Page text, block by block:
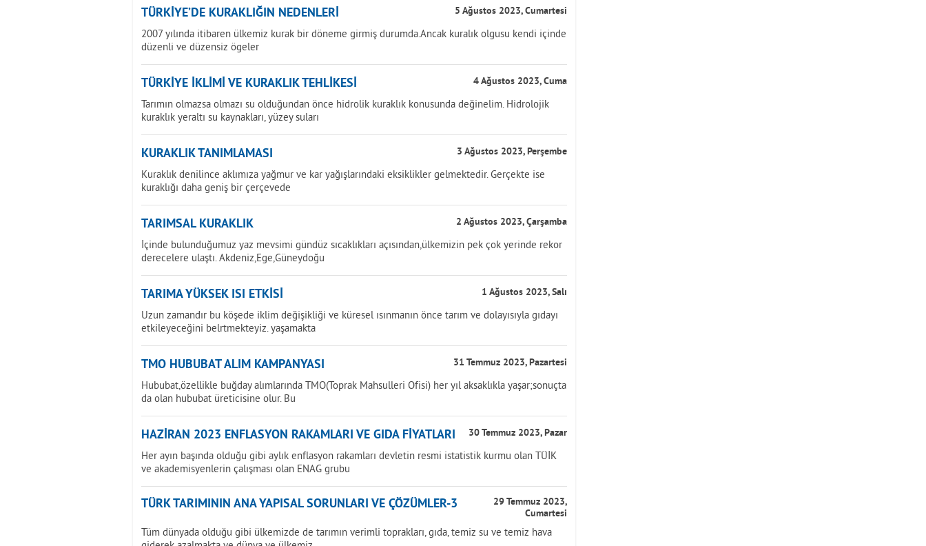
TÜRKİYE’DE KURAKLIĞIN NEDENLERİ 5 Ağustos 2023, Cumartesi
2007 yılında itibaren ülkemiz kurak bir döneme girmiş durumda.Ancak kuralık olgusu kendi içinde
düzenli ve düzensiz ögeler
TÜRKİYE İKLİMİ VE KURAKLIK TEHLİKESİ 4 Ağustos 2023, Cuma
Tarımın olmazsa olmazı su olduğundan önce hidrolik kuraklık konusunda değinelim. Hidrolojik
kuraklık yeraltı su kaynakları, yüzey suları
KURAKLIK TANIMLAMASI 3 Ağustos 2023, Perşembe
Kuraklık denilince aklımıza yağmur ve kar yağışlarındaki eksiklikler gelmektedir. Gerçekte ise
kuraklığı daha geniş bir çerçevede
TARIMSAL KURAKLIK 2 Ağustos 2023, Çarşamba
İçinde bulunduğumuz yaz mevsimi gündüz sıcaklıkları açısından,ülkemizin pek çok yerinde rekor
derecelere ulaştı. Akdeniz,Ege,Güneydoğu
TARIMA YÜKSEK ISI ETKİSİ 1 Ağustos 2023, Salı
Uzun zamandır bu köşede iklim değişikliği ve küresel ısınmanın önce tarım ve dolayısıyla gıdayı
etkileyeceğini belrtmekteyiz. yaşamakta
TMO HUBUBAT ALIM KAMPANYASI 31 Temmuz 2023, Pazartesi
Hububat,özellikle buğday alımlarında TMO(Toprak Mahsulleri Ofisi) her yıl aksaklıkla yaşar;sonuçta
da olan hububat üreticisine olur. Bu
HAZİRAN 2023 ENFLASYON RAKAMLARI VE GIDA FİYATLARI 30 Temmuz 2023, Pazar
Her ayın başında olduğu gibi aylık enflasyon rakamları devletin resmi istatistik kurmu olan TÜİK
ve akademisyenlerin çalışması olan ENAG grubu
TÜRK TARIMININ ANA YAPISAL SORUNLARI VE ÇÖZÜMLER-3
29 Temmuz 2023,
Cumartesi
Tüm dünyada olduğu gibi ülkemizde de tarımın verimli toprakları, gıda, temiz su ve temiz hava